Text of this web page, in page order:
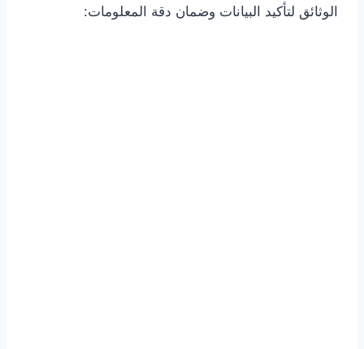
الوثائق لتأكيد البيانات وضمان دقة المعلومات: